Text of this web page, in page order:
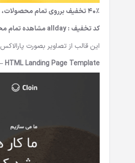
40% تخفیف برروی تمام محصولات، بدون محدودیت در تعداد و خرید.
کد تخفیف :alldayمشاهده تمام
این قالب از تصاویر بصورت
HTML Landing Page Template